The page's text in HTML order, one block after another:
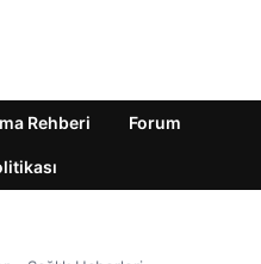
Rehberi Forum